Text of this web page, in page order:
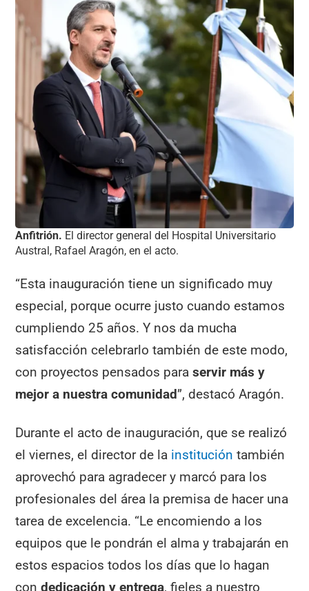
Anfitrión. El director general del Hospital Universitario
Austral, Rafael Aragón, en el acto.
“Esta inauguración tiene un significado muy
especial, porque ocurre justo cuando estamos
cumpliendo 25 años. Y nos da mucha
satisfacción celebrarlo también de este modo,
con proyectos pensados paraservir más y
mejor a nuestra comunidad”, destacó Aragón.
Durante el acto de inauguración, que se realizó
el viernes, el director de la institución también
aprovechó para agradecer y marcó para los
profesionales del área la premisa de hacer una
tarea de excelencia. “Le encomiendo a los
equipos que le pondrán el alma y trabajarán en
estos espacios todos los días que lo hagan
condedicación y entrega, fieles a nuestro